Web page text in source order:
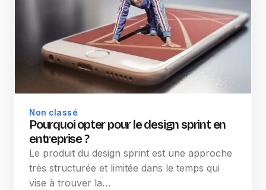
Non classé
Pourquoi opter pour le design sprint en
entreprise ?
Le produit du design sprint est une approche
très structurée et limitée dans le temps qui
vise à trouver la…